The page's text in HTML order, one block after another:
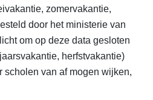
zomervakantie,
door het ministerie van
om op deze data gesloten
herfstvakantie)
van af mogen wijken,